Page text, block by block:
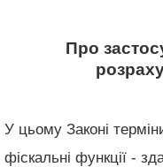
Про
У цьому Законі
фіскальні функції -